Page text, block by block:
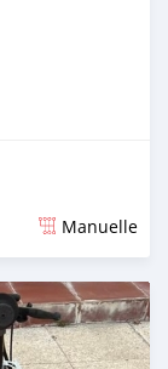
Manuelle